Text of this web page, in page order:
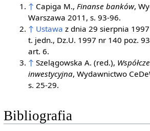
↑ Capiga M., Finanse banków,
Warszawa 2011, s. 93-96.
↑ Ustawa z dnia 29 sierpnia
t. jedn., Dz.U. 1997 nr 140 poz.
art. 6.
↑ Szelągowska A. (red.),
inwestycyjna, Wydawnictwo
s. 25-29.
Bibliografia